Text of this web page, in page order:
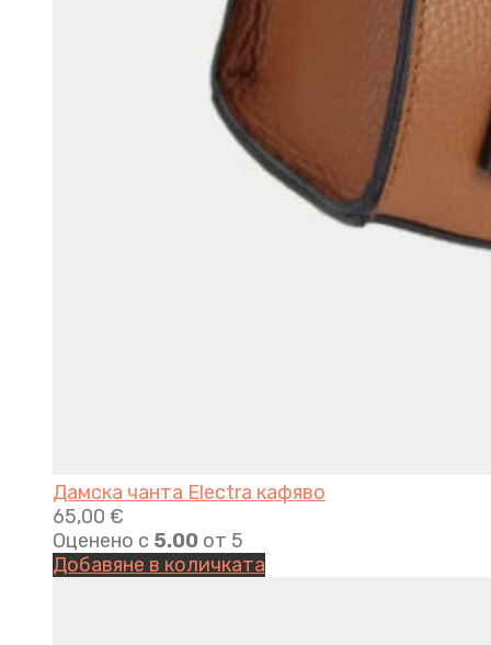
Дамска чанта Electra кафяво
65,00 €
Оценено с 5.00 от 5
Добавяне в количката